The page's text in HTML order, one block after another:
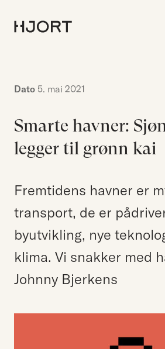
Menneskene
EN
NO
Hjort Bridge
Søk etter:
Dato 5. mai 2021
Smarte havner:
legger til grønn kai
Fremtidens havner er
transport, de er
byutvikling, nye
klima. Vi snakker med
Johnny Bjerkens